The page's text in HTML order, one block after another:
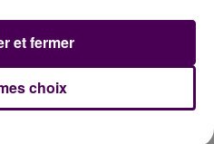
au casting The Voice & The Voice
choix
et fermer